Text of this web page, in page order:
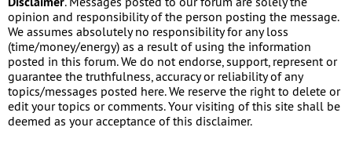
opinion and responsibility of the person posting the message.
We assumes absolutely no responsibility for any loss
(time/money/energy) as a result of using the information
posted in this forum. We do not endorse, support, represent or
guarantee the truthfulness, accuracy or reliability of any
topics/messages posted here. We reserve the right to delete or
edit your topics or comments. Your visiting of this site shall be
deemed as your acceptance of this disclaimer.